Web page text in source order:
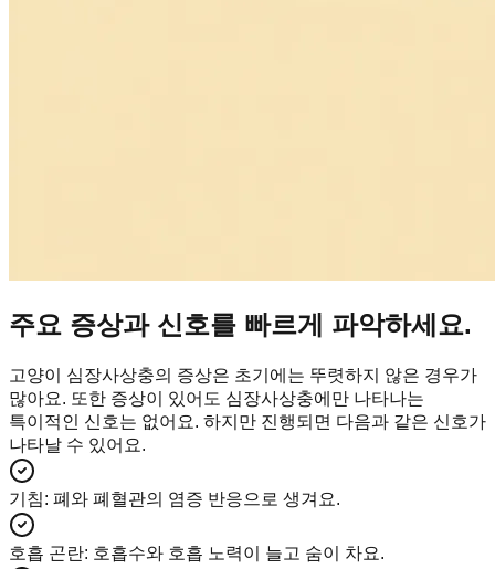
주요 증상과 신호를 빠르게 파악하세요.
고양이 심장사상충의 증상은 초기에는 뚜렷하지 않은 경우가
많아요. 또한 증상이 있어도 심장사상충에만 나타나는
특이적인 신호는 없어요. 하지만 진행되면 다음과 같은 신호가
나타날 수 있어요.
기침: 폐와 폐혈관의 염증 반응으로 생겨요.
호흡 곤란: 호흡수와 호흡 노력이 늘고 숨이 차요.